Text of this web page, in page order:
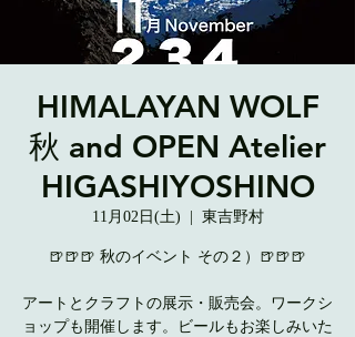
HIMALAYAN WOLF
秋 and OPEN Atelier
HIGASHIYOSHINO
11月02日(土) 東吉野村
🍺🍺🍺 秋のイベント その２）🍺🍺🍺
アートとクラフトの展示・販売会。ワークシ
ョップも開催します。ビールもお楽しみいた